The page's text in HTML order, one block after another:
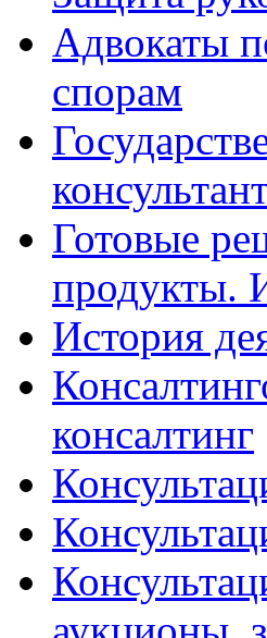
Адвокаты
спорам
Готовые
продукты.
История
консалтинг